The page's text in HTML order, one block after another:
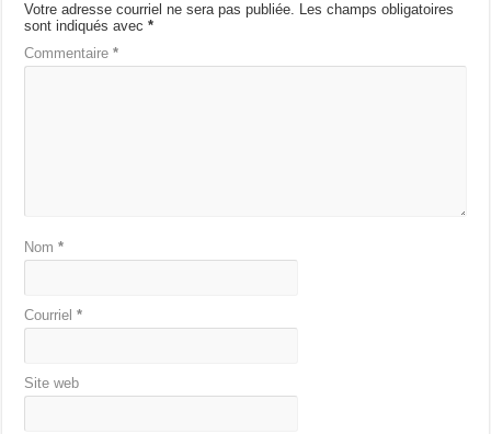
Votre adresse courriel ne sera pas publiée. Les champs obligatoires
sont indiqués avec*
Commentaire*
Nom*
Courriel*
Site web